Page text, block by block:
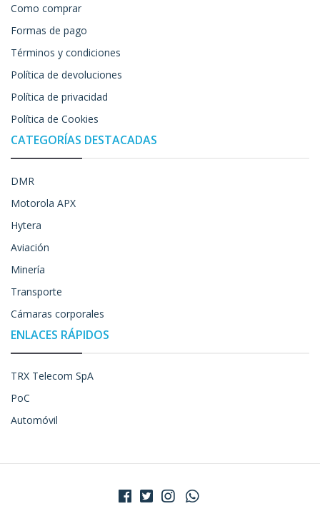
Como comprar
Formas de pago
Términos y condiciones
Política de devoluciones
Política de privacidad
Política de Cookies
CATEGORÍAS DESTACADAS
DMR
Motorola APX
Hytera
Aviación
Minería
Transporte
Cámaras corporales
ENLACES RÁPIDOS
TRX Telecom SpA
PoC
Automóvil